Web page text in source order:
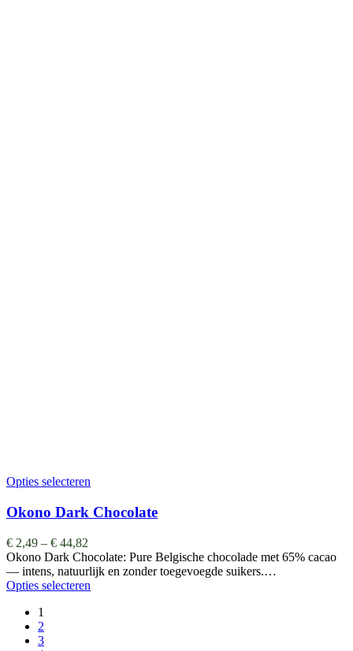
Opties selecteren
Okono Dark Chocolate
€ 2,49 – € 44,82
Okono Dark Chocolate: Pure Belgische chocolade met 65% cacao
— intens, natuurlijk en zonder toegevoegde suikers.…
Opties selecteren
1
2
3